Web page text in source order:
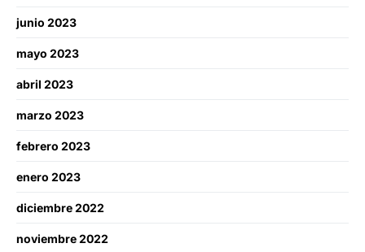
junio 2023
mayo 2023
abril 2023
marzo 2023
febrero 2023
enero 2023
diciembre 2022
noviembre 2022